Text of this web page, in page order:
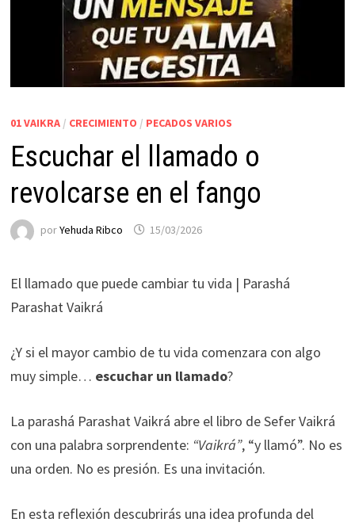
01 VAIKRA/ CRECIMIENTO / PECADOS VARIOS
Escuchar el llamado o
revolcarse en el fango
porYehuda Ribco 15/03/2026
El llamado que puede cambiar tu vida | Parashá
Parashat Vaikrá
¿Y si el mayor cambio de tu vida comenzara con algo
muy simple… escuchar un llamado?
La parashá Parashat Vaikrá abre el libro deSefer Vaikrá
con una palabra sorprendente: “Vaikrá”, “y llamó”. No es
una orden. No es presión. Es una invitación.
En esta reflexión descubrirás una idea profunda del